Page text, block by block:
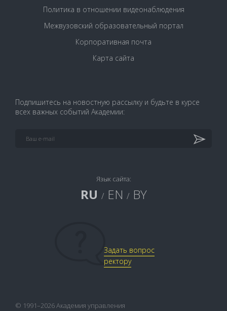
Политика в отношении видеонаблюдения
Межвузовский образовательный портал
Корпоративная почта
Карта сайта
Подпишитесь на новостную рассылку и будьте в курсе
всех важных событий Академии:
Язык сайта:
RU / EN / BY
Задать вопрос
ректору
© 1991–2026 Академия управления